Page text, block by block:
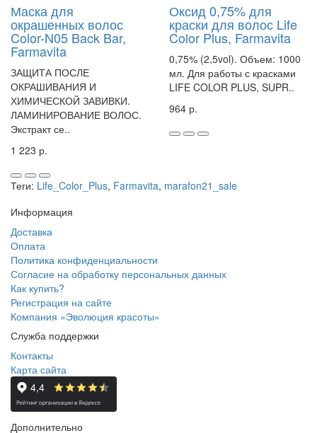
Маска для
окрашенных волос
Color-N05 Back Bar,
Farmavita
ЗАЩИТА ПОСЛЕ
ОКРАШИВАНИЯ И
ХИМИЧЕСКОЙ ЗАВИВКИ.
ЛАМИНИРОВАНИЕ ВОЛОС.
Экстракт се..
1 223 р.
Оксид 0,75% для
краски для волос Life
Color Plus, Farmavita
0,75% (2,5vol). Объем: 1000
мл. Для работы с красками
LIFE COLOR PLUS, SUPR..
964 р.
Теги: Life_Color_Plus, Farmavita, marafon21_sale
Информация
Доставка
Оплата
Политика конфиденциальности
Согласие на обработку персональных данных
Как купить?
Регистрация на сайте
Компания «Эволюция красоты»
Служба поддержки
Контакты
Карта сайта
Дополнительно